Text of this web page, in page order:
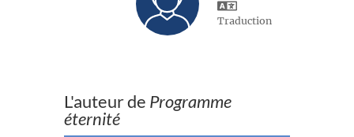
Traduction
L'auteur de Programme
éternité